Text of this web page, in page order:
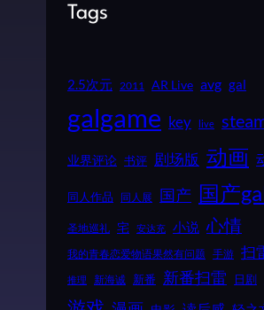
Tags
2.5次元 2011 AR Live avg gal
galgame key live
业界评论 书评 剧场版 动画
同人作品 同人展 国产 国产
圣地巡礼 宅 安达充 小说 心情
我的青春恋爱物语果然有问题 手游 扫
推理 新海诚 新番 新番扫雷 日剧